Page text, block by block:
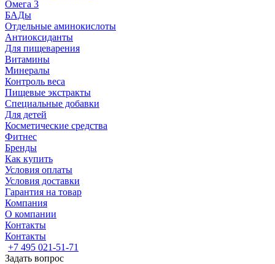
Омега 3
БАДы
Отдельные аминокислоты
Антиоксиданты
Для пищеварения
Витамины
Минералы
Контроль веса
Пищевые экстракты
Специальные добавки
Для детей
Косметические средства
Фитнес
Бренды
Как купить
Условия оплаты
Условия доставки
Гарантия на товар
Компания
О компании
Контакты
Контакты
+7 495 021-51-71
Задать вопрос